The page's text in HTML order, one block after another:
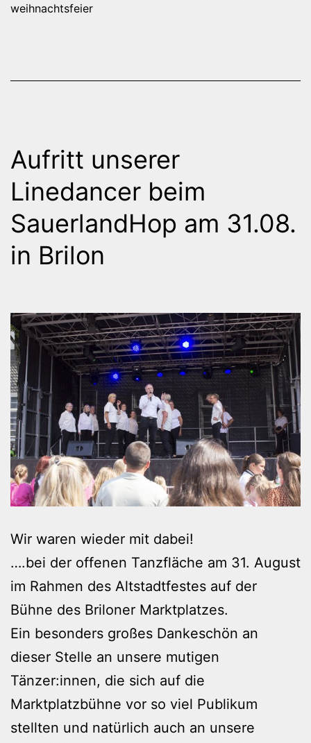
weihnachtsfeier
Aufritt unserer
Linedancer beim
SauerlandHop am 31.08.
in Brilon
Wir waren wieder mit dabei!
….bei der offenen Tanzfläche am 31. August
im Rahmen des Altstadtfestes auf der
Bühne des Briloner Marktplatzes.
Ein besonders großes Dankeschön an
dieser Stelle an unsere mutigen
Tänzer:innen, die sich auf die
Marktplatzbühne vor so viel Publikum
stellten und natürlich auch an unsere